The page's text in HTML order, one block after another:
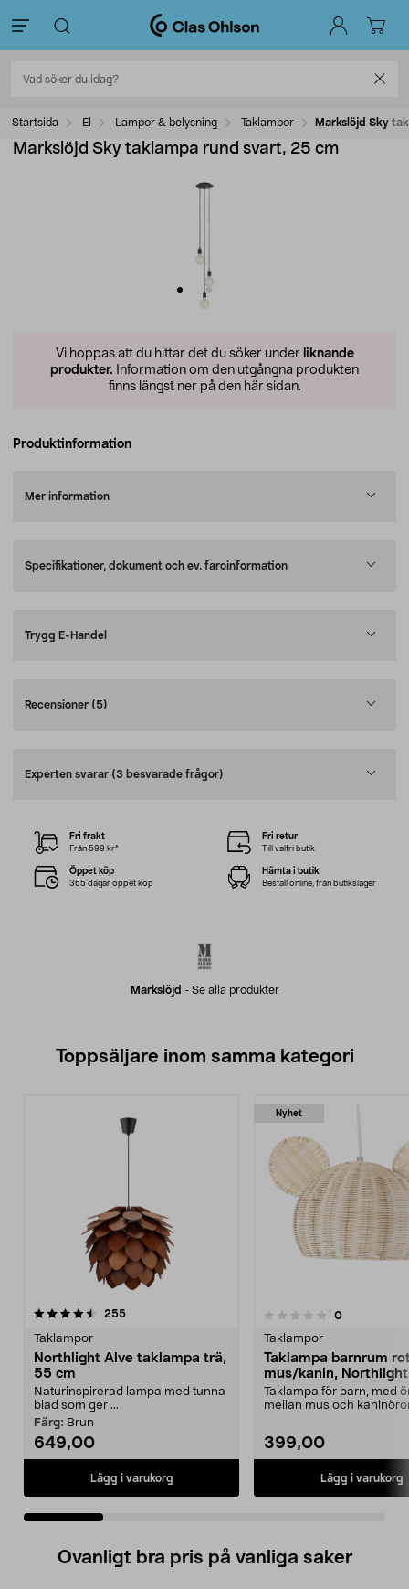
Startsida El Lampor & belysning Taklampor Markslöjd Sky
Markslöjd Sky taklampa rund svart, 25 cm
Vi hoppas att du hittar det du söker under liknande
produkter. Information om den utgångna produkten
finns längst ner på den här sidan.
Produktinformation
Mer information
Specifikationer, dokument och ev. faroinformation
Trygg E-Handel
Recensioner (5)
Experten svarar (3 besvarade frågor)
Markslöjd - Se alla produkter
Fri frakt
Från 599 kr*
Fri retur
Till valfri butik
Öppet köp
365 dagar öppet köp
Hämta i butik
Beställ online, från butikslager
Toppsäljare inom samma kategori
255recensioner
Taklampor
Northlight Alve taklampa trä,
55 cm
Naturinspirerad lampa med tunna
blad som ger ...
Färg: Brun
649,00
Lägg i varukorg
Nyhet
0.0 av 5 stjärnor 0recensioner
Taklampor
Taklampa barnrum
mus/kanin, Northlight
Taklampa för barn, med
mellan mus och
399,00
Lägg i varukorg
4.5 av 5 stjärnor
Ovanligt bra pris på vanliga saker